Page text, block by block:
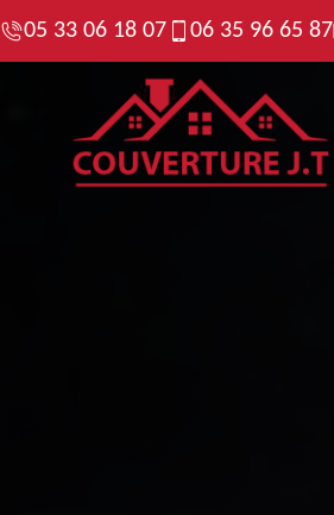
05 33 06 18 07 06 35 96 65 87